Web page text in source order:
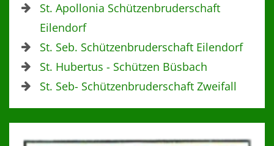
St. Apollonia Schützenbruderschaft
Eilendorf
St. Seb. Schützenbruderschaft Eilendorf
St. Hubertus - Schützen Büsbach
St. Seb- Schützenbruderschaft Zweifall